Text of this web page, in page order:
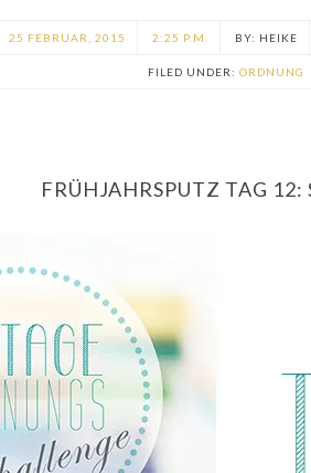
25 FEBRUAR, 2015 2:25 P.M. HEIKE
FILED UNDER: ORDNUNG
FRÜHJAHRSPUTZ TAG 12: